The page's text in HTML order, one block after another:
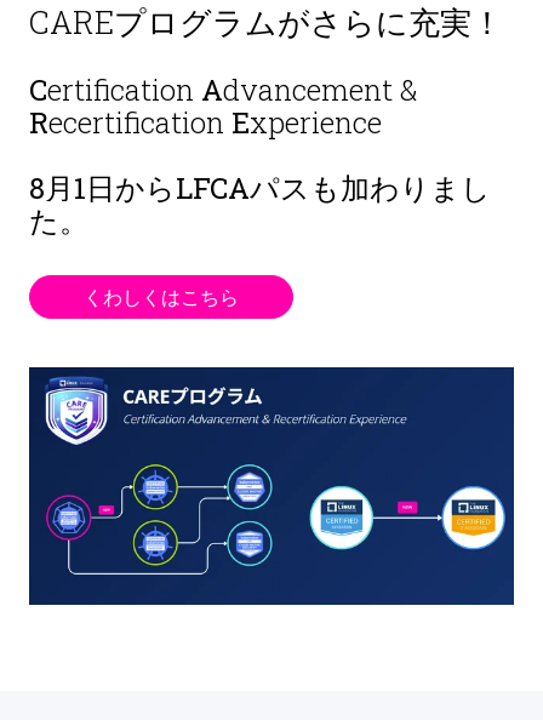
CAREプログラムがさらに充実！
Certification Advancement &
Recertification Experience
8月1日からLFCAパスも加わりまし
た。
くわしくはこちら